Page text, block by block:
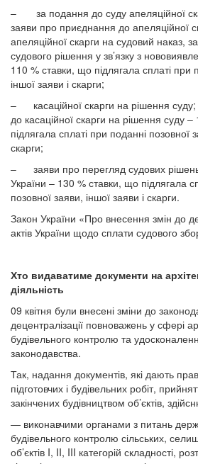
– за подання до суду апеляційної
заяви про приєднання до апеляційної
апеляційної скарги на судовий наказ,
судового рішення у зв’язку з
110 % ставки, що підлягала сплаті при
іншої заяви і скарги;
– касаційної скарги на рішення
до касаційної скарги на рішення суду
підлягала сплаті при поданні позовної
скарги;
– заяви про перегляд судових
України – 130 % ставки, що підлягала
позовної заяви, іншої заяви і скарги.
Закон України «Про внесення змін до
актів України щодо сплати судового
Хто видаватиме документи на
діяльність
09 квітня були внесені зміни до
децентралізації повноважень у сфері
будівельного контролю та
законодавства.
Так, надання документів, які дають
підготовчих і будівельних робіт,
закінчених будівництвом об’єктів,
— виконавчими органами з питань
будівельного контролю сільських,
об’єктів I, II, III категорій складності,